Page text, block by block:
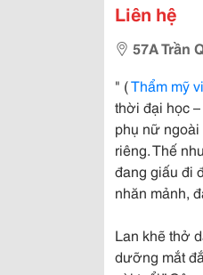
Liên hệ
57A Trần
" (Thẩm mỹ
thời đại học
phụ nữ
riêng. Thế
đang giấu đi
nhăn mảnh,
Lan khẽ thở
dưỡng mắt